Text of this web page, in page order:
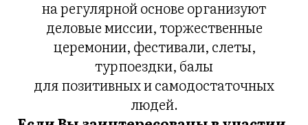
на регулярной основе организуют
деловые миссии, торжественные
церемонии, фестивали, слеты,
турпоездки, балы
для позитивных и самодостаточных
людей.